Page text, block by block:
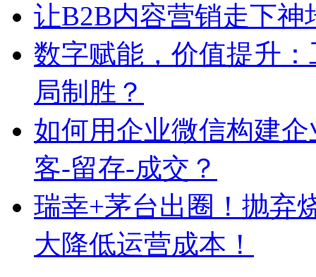
让B2B内容营销走下神
数字赋能，价值提升
局制胜？
如何用企业微信构建
客-留存-成交？
瑞幸+茅台出圈！抛弃
大降低运营成本！